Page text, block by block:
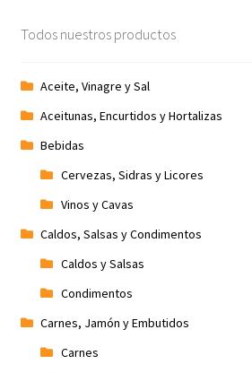
Todos nuestros productos
Aceite, Vinagre y Sal
Aceitunas, Encurtidos y Hortalizas
Bebidas
Cervezas, Sidras y Licores
Vinos y Cavas
Caldos, Salsas y Condimentos
Caldos y Salsas
Condimentos
Carnes, Jamón y Embutidos
Carnes